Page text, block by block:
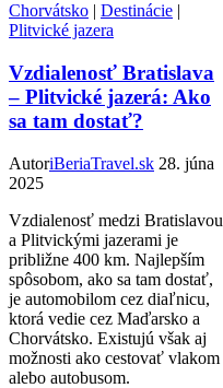
Chorvátsko | Destinácie |
Plitvické jazera
Vzdialenosť Bratislava
– Plitvické jazerá: Ako
sa tam dostať?
AutoriBeriaTravel.sk 28. júna
2025
Vzdialenosť medzi Bratislavou
a Plitvickými jazerami je
približne 400 km. Najlepším
spôsobom, ako sa tam dostať,
je automobilom cez diaľnicu,
ktorá vedie cez Maďarsko a
Chorvátsko. Existujú však aj
možnosti ako cestovať vlakom
alebo autobusom.